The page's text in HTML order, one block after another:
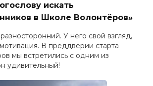
искать
в Школе Волонтёров»
У него свой взгляд,
В преддверии старта
мы встретились с одним из
удивительный!